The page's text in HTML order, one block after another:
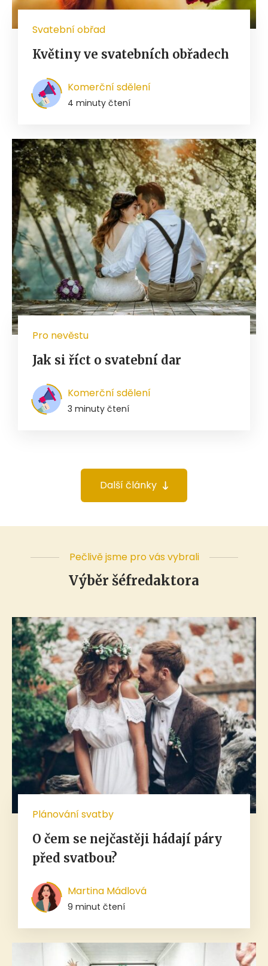
Svatební obřad
Květiny ve svatebních obřadech
Komerční sdělení
4 minuty čtení
Pro nevěstu
Jak si říct o svatební dar
Komerční sdělení
3 minuty čtení
Další články
Pečlivě jsme pro vás vybrali
Výběr šéfredaktora
Plánování svatby
O čem se nejčastěji hádají páry
před svatbou?
Martina Mádlová
9 minut čtení